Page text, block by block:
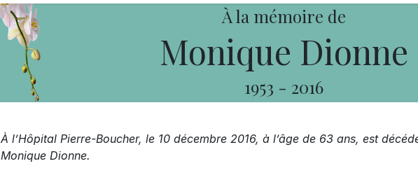
À la mémoire de
Monique Dionne
1953 - 2016
À l’Hôpital Pierre-Boucher, le 10 décembre 2016, à l’âge de 63 ans, est
Monique Dionne.